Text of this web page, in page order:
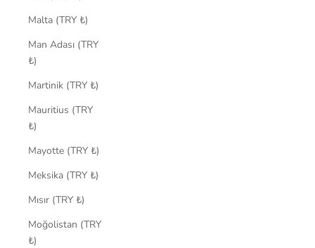
Malta (TRY ₺)
Man Adası (TRY
₺)
Martinik (TRY ₺)
Mauritius (TRY
₺)
Mayotte (TRY ₺)
Meksika (TRY ₺)
Mısır (TRY ₺)
Moğolistan (TRY
₺)